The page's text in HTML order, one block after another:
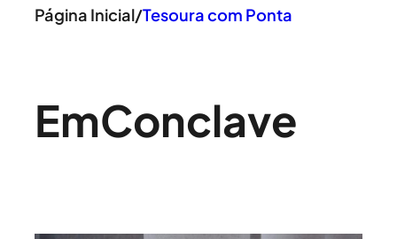
Página Inicial/Tesoura com Ponta
EmConclave